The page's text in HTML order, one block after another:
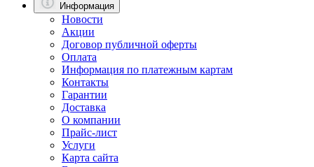
Информация
Новости
Акции
Договор публичной оферты
Оплата
Информация по платежным картам
Контакты
Гарантии
Доставка
О компании
Прайс-лист
Услуги
Карта сайта